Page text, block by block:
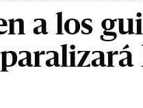
a los